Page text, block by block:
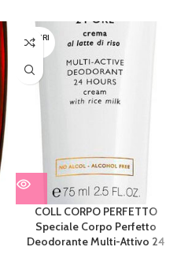
ESAURI
TO
COLL CORPO PERFETTO
Speciale Corpo Perfetto
Deodorante Multi-Attivo 24